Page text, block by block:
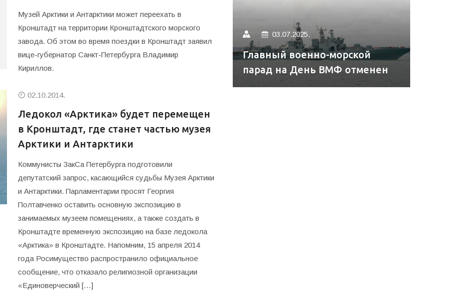
Музей Арктики и Антарктики может переехать в
Кронштадт на территории Кронштадтского морского
завода. Об этом во время поездки в Кронштадт заявил
вице-губернатор Санкт-Петербурга Владимир
Кириллов.
02.10.2014.
Ледокол «Арктика» будет перемещен
в Кронштадт, где станет частью музея
Арктики и Антарктики
Коммунисты ЗакСа Петербурга подготовили
депутатский запрос, касающийся судьбы Музея Арктики
и Антарктики. Парламентарии просят Георгия
Полтавченко оставить основную экспозицию в
занимаемых музеем помещениях, а также создать в
Кронштадте временную экспозицию на базе ледокола
«Арктика» в Кронштадте. Напомним, 15 апреля 2014
года Росимущество распространило официальное
сообщение, что отказало религиозной организации
«Единоверческий […]
03.07.2025.
Главный военно-морской
парад на День ВМФ отменен